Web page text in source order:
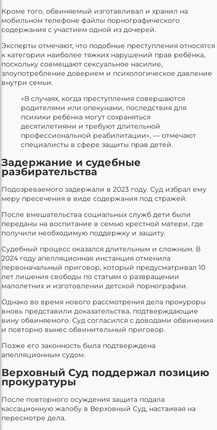
Кроме того, обвиняемый изготавливал и хранил на
мобильном телефоне файлы порнографического
содержания с участием одной из дочерей.
Эксперты отмечают, что подобные преступления относятся
к категории наиболее тяжких нарушений прав ребёнка,
поскольку совмещают сексуальное насилие,
злоупотребление доверием и психологическое давление
внутри семьи.
«В случаях, когда преступления совершаются
родителями или опекунами, последствия для
психики ребёнка могут сохраняться
десятилетиями и требуют длительной
профессиональной реабилитации», — отмечают
специалисты в сфере защиты прав детей.
Задержание и судебные
разбирательства
Подозреваемого задержали в 2023 году. Суд избрал ему
меру пресечения в виде содержания под стражей.
После вмешательства социальных служб дети были
переданы на воспитание в семью крестной матери, где
получили необходимую поддержку и защиту.
Судебный процесс оказался длительным и сложным. В
2024 году апелляционная инстанция отменила
первоначальный приговор, который предусматривал 10
лет лишения свободы по статьям о развращении
малолетних и изготовлении детской порнографии.
Однако во время нового рассмотрения дела прокуроры
вновь представили доказательства, подтверждающие
вину обвиняемого. Суд согласился с доводами обвинения
и повторно вынес обвинительный приговор.
Позже его законность была подтверждена
апелляционным судом.
Верховный Суд поддержал позицию
прокуратуры
После повторного осуждения защита подала
кассационную жалобу в Верховный Суд, настаивая на
пересмотре дела.